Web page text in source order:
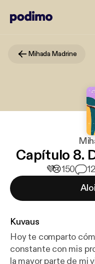
Mihada Madrine
Capítulo 8.
💜😢150 1
Kuvaus
Hoy te comparto
constante con mis
la mayor parte de mi